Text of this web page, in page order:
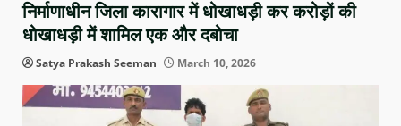
निर्माणाधीन जिला कारागार में धोखाधड़ी कर करोड़ों की
धोखाधड़ी में शामिल एक और दबोचा
Satya Prakash Seeman March 10, 2026